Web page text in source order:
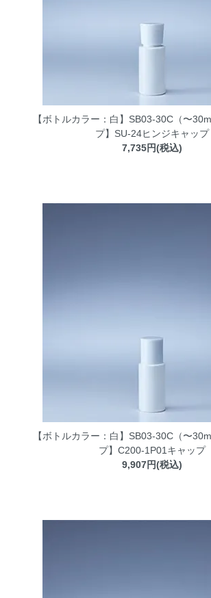
【ボトルカラー：白】SB03-30C（〜
プ】SU-24ヒンジキャップ
7,735円(税込)
【ボトルカラー：白】SB03-30C（〜
プ】C200-1P01キャップ
9,907円(税込)